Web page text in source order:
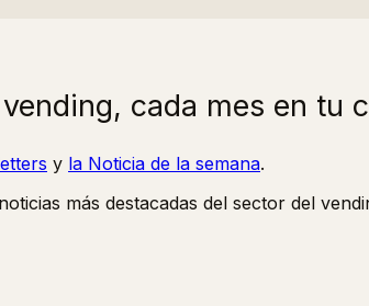
cada mes en tu
y la Noticia de la semana.
más destacadas del sector del